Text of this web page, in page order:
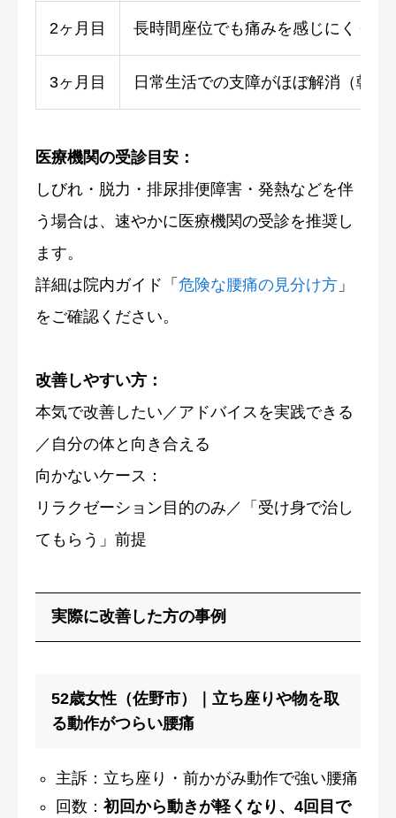
2ヶ月目 長時間座位でも痛みを感じにくくな
3ヶ月目 日常生活での支障がほぼ解消（朝の
医療機関の受診目安：
しびれ・脱力・排尿排便障害・発熱などを伴
う場合は、速やかに医療機関の受診を推奨し
ます。
詳細は院内ガイド「 危険な腰痛の見分け方 」
をご確認ください。
改善しやすい方：
本気で改善したい／アドバイスを実践できる
／自分の体と向き合える
向かないケース：
リラクゼーション目的のみ／「受け身で治し
てもらう」前提
実際に改善した方の事例
52歳女性（佐野市）｜立ち座りや物を取
る動作がつらい腰痛
主訴：立ち座り・前かがみ動作で強い腰痛
回数：初回から動きが軽くなり、4回目で